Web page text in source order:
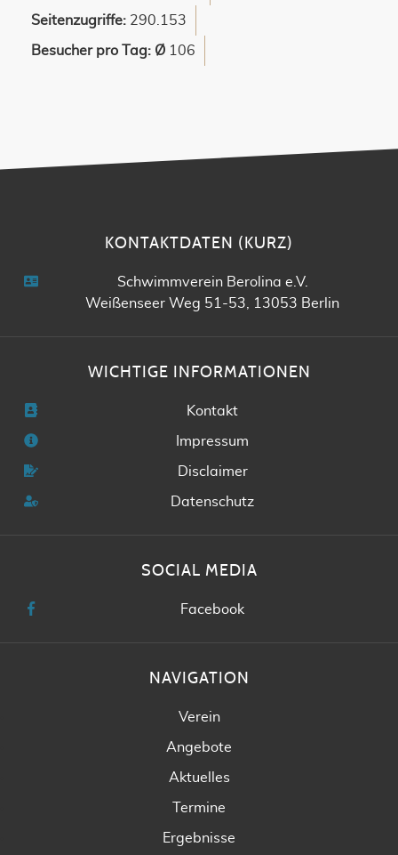
Seitenzugriffe: 290.153
Besucher pro Tag: Ø 106
KONTAKTDATEN (KURZ)
Schwimmverein Berolina e.V.
Weißenseer Weg 51-53, 13053 Berlin
WICHTIGE INFORMATIONEN
Kontakt
Impressum
Disclaimer
Datenschutz
SOCIAL MEDIA
Facebook
NAVIGATION
Verein
Angebote
Aktuelles
Termine
Ergebnisse